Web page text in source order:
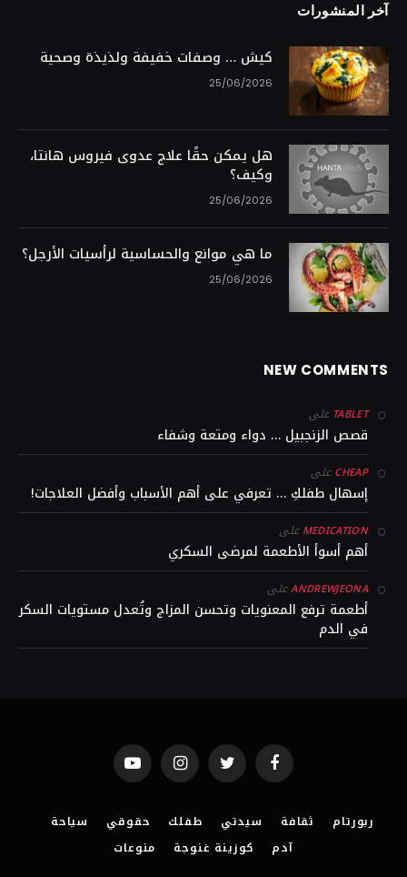
آخر المنشورات
كيش … وصفات خفيفة ولذيذة وصحية
25/06/2026
هل يمكن حقًا علاج عدوى فيروس هانتا،
وكيف؟
25/06/2026
ما هي موانع والحساسية لرأسيات الأرجل؟
25/06/2026
NEW COMMENTS
TABLET على
قصص الزنجبيل … دواء ومتعة وشفاء
CHEAPعلى
إسهال طفلكِ … تعرفي على أهم الأسباب وأفضل العلاجات!
MEDICATIONعلى
أهم أسوأ الأطعمة لمرضى السكري
ANDREWJEONAعلى
أطعمة ترفع المعنويات وتحسن المزاج وتُعدل مستويات السكر
في الدم
Facebook
Twitter
Instagram
YouTube
ربورتام ثقافة سيدتي طفلك حقوقي
سياحة
آدم
كوزينة غنوجة منوعات